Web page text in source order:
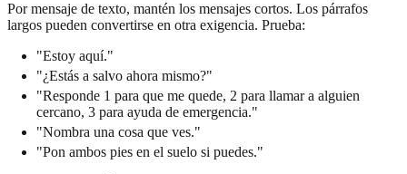
Por mensaje de texto, mantén los mensajes cortos. Los párrafos
largos pueden convertirse en otra exigencia. Prueba:
"Estoy aquí."
"¿Estás a salvo ahora mismo?"
"Responde 1 para que me quede, 2 para llamar a alguien
cercano, 3 para ayuda de emergencia."
"Nombra una cosa que ves."
"Pon ambos pies en el suelo si puedes."